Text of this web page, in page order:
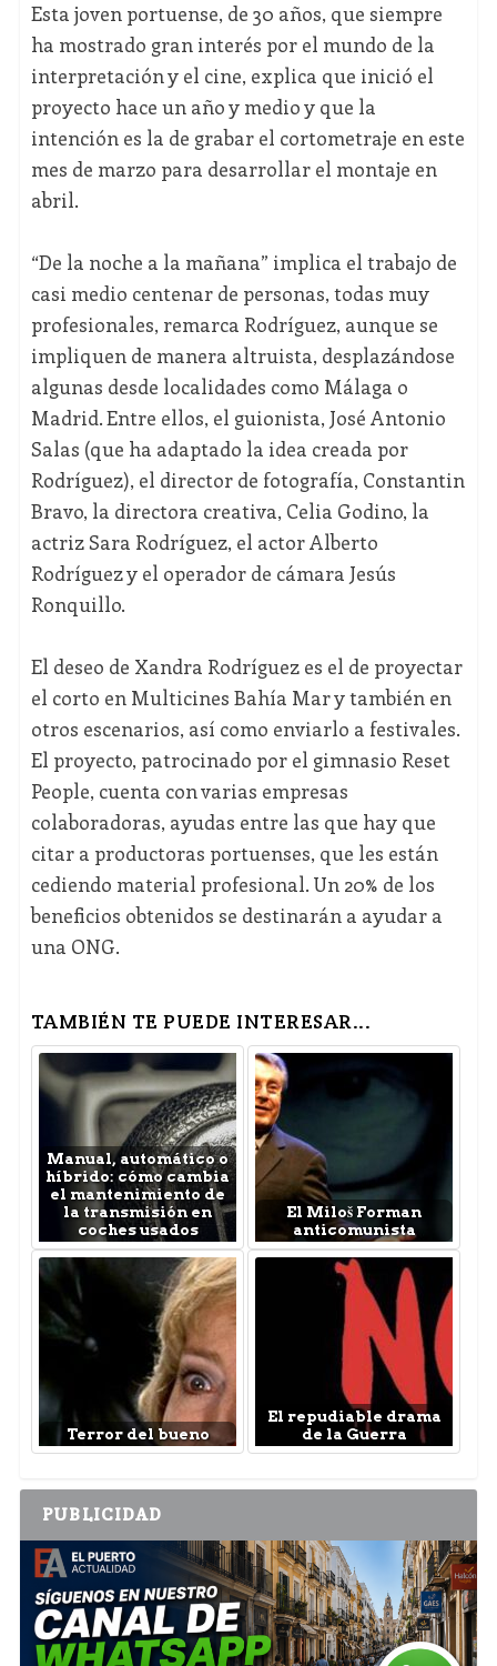
Esta joven portuense, de 30 años, que siempre
ha mostrado gran interés por el mundo de la
interpretación y el cine, explica que inició el
proyecto hace un año y medio y que la
intención es la de grabar el cortometraje en este
mes de marzo para desarrollar el montaje en
abril.
“De la noche a la mañana” implica el trabajo de
casi medio centenar de personas, todas muy
profesionales, remarca Rodríguez, aunque se
impliquen de manera altruista, desplazándose
algunas desde localidades como Málaga o
Madrid. Entre ellos, el guionista, José Antonio
Salas (que ha adaptado la idea creada por
Rodríguez), el director de fotografía, Constantin
Bravo, la directora creativa, Celia Godino, la
actriz Sara Rodríguez, el actor Alberto
Rodríguez y el operador de cámara Jesús
Ronquillo.
El deseo de Xandra Rodríguez es el de proyectar
el corto en Multicines Bahía Mar y también en
otros escenarios, así como enviarlo a festivales.
El proyecto, patrocinado por el gimnasio Reset
People, cuenta con varias empresas
colaboradoras, ayudas entre las que hay que
citar a productoras portuenses, que les están
cediendo material profesional. Un 20% de los
beneficios obtenidos se destinarán a ayudar a
una ONG.
TAMBIÉN TE PUEDE INTERESAR...
Manual, automático o
híbrido: cómo cambia
el mantenimiento de
la transmisión en
coches usados
El Miloš Forman
anticomunista
Terror del bueno
El repudiable drama
de la Guerra
PUBLICIDAD